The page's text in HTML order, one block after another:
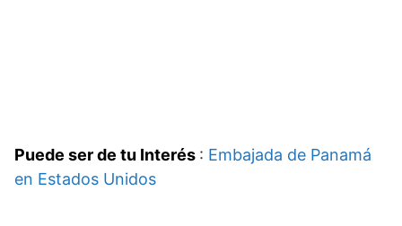
Puede ser de tu Interés : Embajada de Panamá
en Estados Unidos